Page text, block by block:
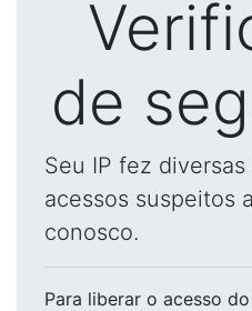
de
Seu IP fez
acessos suspeitos
conosco.
Para liberar o acesso